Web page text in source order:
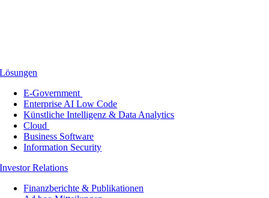
Lösungen
E-Government
Enterprise AI Low Code
Künstliche Intelligenz & Data Analytics
Cloud
Business Software
Information Security
Investor Relations
Finanzberichte & Publikationen